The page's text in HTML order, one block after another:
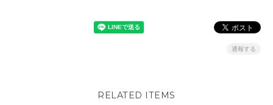
通報する
RELATED ITEMS